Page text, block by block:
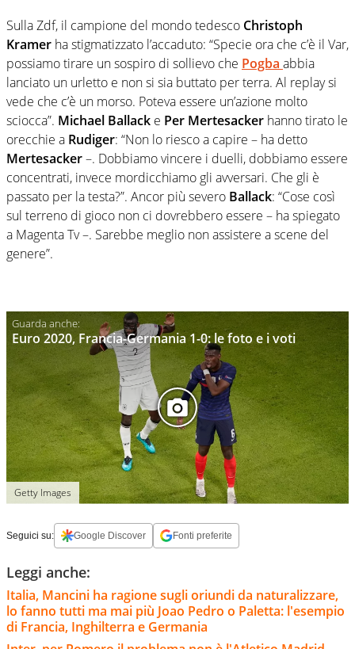
Sulla Zdf, il campione del mondo tedesco Christoph
Kramer ha stigmatizzato l’accaduto: “Specie ora che c’è il Var,
possiamo tirare un sospiro di sollievo che Pogba abbia
lanciato un urletto e non si sia buttato per terra. Al replay si
vede che c’è un morso. Poteva essere un’azione molto
sciocca”. Michael Ballack e Per Mertesacker hanno tirato le
orecchie a Rudiger: “Non lo riesco a capire – ha detto
Mertesacker–. Dobbiamo vincere i duelli, dobbiamo essere
concentrati, invece mordicchiamo gli avversari. Che gli è
passato per la testa?”. Ancor più severo Ballack: “Cose così
sul terreno di gioco non ci dovrebbero essere – ha spiegato
a Magenta Tv –. Sarebbe meglio non assistere a scene del
genere”.
Euro 2020, Francia-Germania 1-0: le foto e i voti
Getty Images
Seguici su: Google Discover Fonti preferite
Leggi anche:
Italia, Mancini ha ragione sugli oriundi da naturalizzare,
lo fanno tutti ma mai più Joao Pedro o Paletta: l'esempio
di Francia, Inghilterra e Germania